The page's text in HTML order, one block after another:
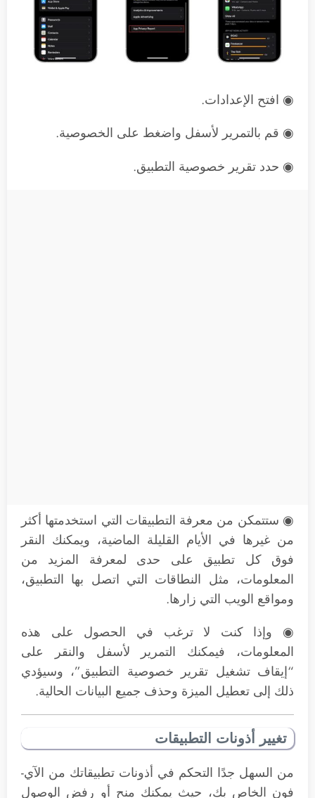
◉ افتح الإعدادات.
◉ قم بالتمرير لأسفل واضغط على الخصوصية.
◉ حدد تقرير خصوصية التطبيق.
◉ ستتمكن من معرفة التطبيقات التي استخدمتها أكثر
من غيرها في الأيام القليلة الماضية، ويمكنك النقر
فوق كل تطبيق على حدى لمعرفة المزيد من
المعلومات، مثل النطاقات التي اتصل بها التطبيق،
ومواقع الويب التي زارها.
◉ وإذا كنت لا ترغب في الحصول على هذه
المعلومات، فيمكنك التمرير لأسفل والنقر على
“إيقاف تشغيل تقرير خصوصية التطبيق”، وسيؤدي
ذلك إلى تعطيل الميزة وحذف جميع البيانات الحالية.
تغيير أذونات التطبيقات
من السهل جدًا التحكم في أذونات تطبيقاتك من الآي-
فون الخاص بك، حيث يمكنك منح أو رفض الوصول